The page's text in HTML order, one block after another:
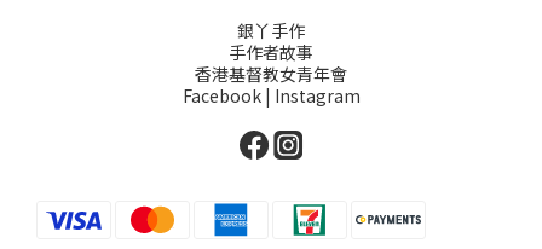
銀丫手作
手作者故事
香港基督教女青年會
Facebook | Instagram